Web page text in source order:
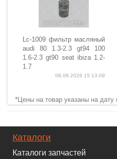
Lc-1009 фильтр масляный
audi 80 1.3-2.3 gt94 100
1.6-2.3 gt90 seat ibiza 1.2-
1.7
08.08.2026 15:13:09
*Цены на товар указаны на дату
Каталоги
Каталоги запчастей